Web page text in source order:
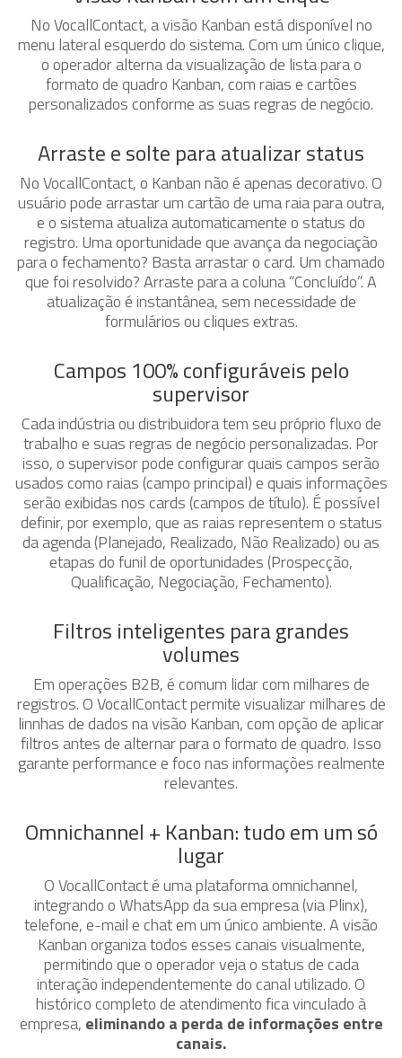
No VocallContact, a visão Kanban está disponível no
menu lateral esquerdo do sistema. Com um único clique,
o operador alterna da visualização de lista para o
formato de quadro Kanban, com raias e cartões
personalizados conforme as suas regras de negócio.
Arraste e solte para atualizar status
No VocallContact, o Kanban não é apenas decorativo. O
usuário pode arrastar um cartão de uma raia para outra,
e o sistema atualiza automaticamente o status do
registro. Uma oportunidade que avança da negociação
para o fechamento? Basta arrastar o card. Um chamado
que foi resolvido? Arraste para a coluna “Concluído”. A
atualização é instantânea, sem necessidade de
formulários ou cliques extras.
Campos 100% configuráveis pelo
supervisor
Cada indústria ou distribuidora tem seu próprio fluxo de
trabalho e suas regras de negócio personalizadas. Por
isso, o supervisor pode configurar quais campos serão
usados como raias (campo principal) e quais informações
serão exibidas nos cards (campos de título). É possível
definir, por exemplo, que as raias representem o status
da agenda (Planejado, Realizado, Não Realizado) ou as
etapas do funil de oportunidades (Prospecção,
Qualificação, Negociação, Fechamento).
Filtros inteligentes para grandes
volumes
Em operações B2B, é comum lidar com milhares de
registros. O VocallContact permite visualizar milhares de
linnhas de dados na visão Kanban, com opção de aplicar
filtros antes de alternar para o formato de quadro. Isso
garante performance e foco nas informações realmente
relevantes.
Omnichannel + Kanban: tudo em um só
lugar
O VocallContact é uma plataforma omnichannel,
integrando o WhatsApp da sua empresa (via Plinx),
telefone, e-mail e chat em um único ambiente. A visão
Kanban organiza todos esses canais visualmente,
permitindo que o operador veja o status de cada
interação independentemente do canal utilizado. O
histórico completo de atendimento fica vinculado à
empresa, eliminando a perda de informações entre
canais.